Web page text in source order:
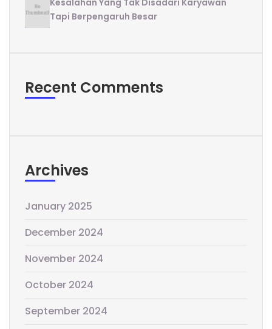
Tapi Berpengaruh Besar
Recent Comments
Archives
January 2025
December 2024
November 2024
October 2024
September 2024